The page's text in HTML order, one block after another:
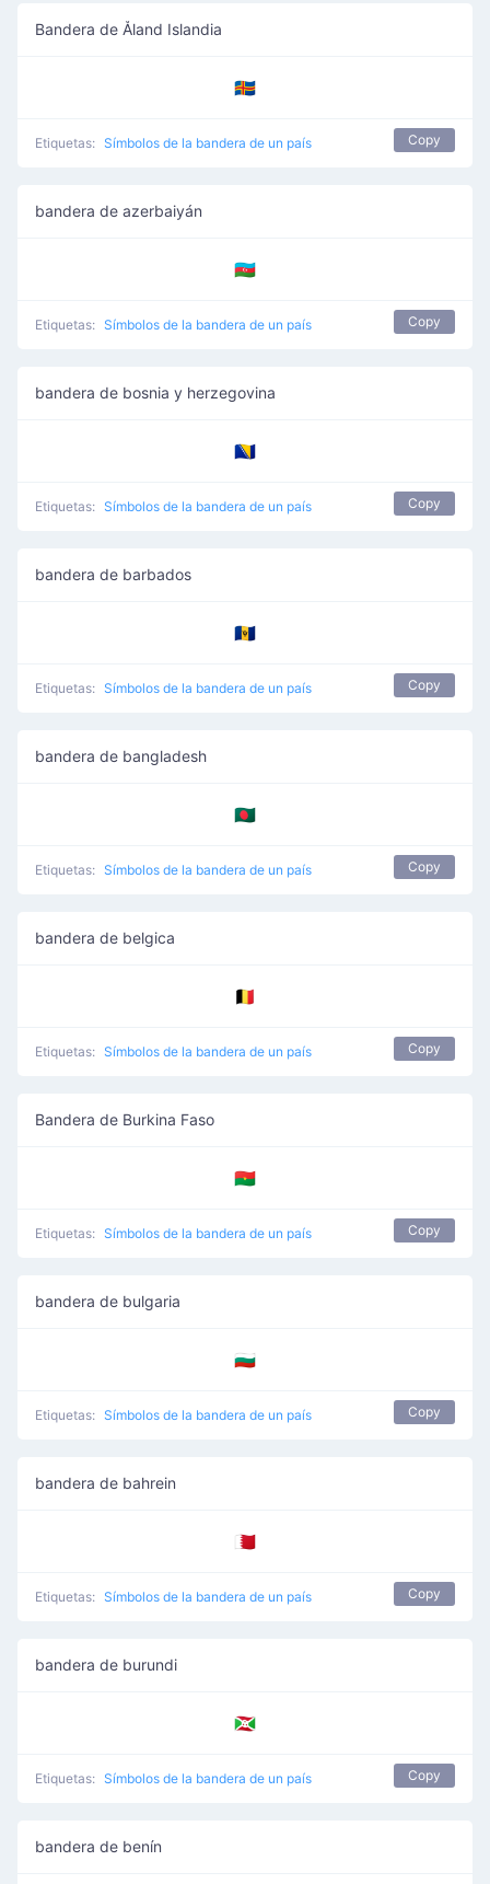
Bandera de Åland Islandia
🇦🇽
Etiquetas: Símbolos de la bandera de un país Copy
bandera de azerbaiyán
🇦🇿
Etiquetas: Símbolos de la bandera de un país Copy
bandera de bosnia y herzegovina
🇧🇦
Etiquetas: Símbolos de la bandera de un país Copy
bandera de barbados
🇧🇧
Etiquetas: Símbolos de la bandera de un país Copy
bandera de bangladesh
🇧🇩
Etiquetas: Símbolos de la bandera de un país Copy
bandera de belgica
🇧🇪
Etiquetas: Símbolos de la bandera de un país Copy
Bandera de Burkina Faso
🇧🇫
Etiquetas: Símbolos de la bandera de un país Copy
bandera de bulgaria
🇧🇬
Etiquetas: Símbolos de la bandera de un país Copy
bandera de bahrein
🇧🇭
Etiquetas: Símbolos de la bandera de un país Copy
bandera de burundi
🇧🇮
Etiquetas: Símbolos de la bandera de un país Copy
bandera de benín